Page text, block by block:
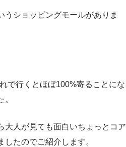
うショッピングモールがありま
で行くとほぼ100%寄ることにな
大人が見ても面白いちょっとコア
したのでご紹介します。